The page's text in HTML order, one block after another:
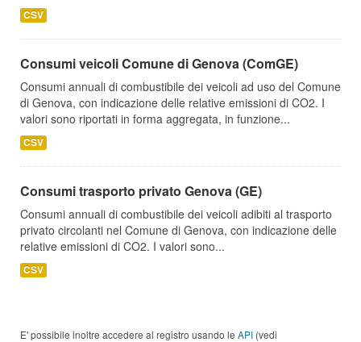
CSV
Consumi veicoli Comune di Genova (ComGE)
Consumi annuali di combustibile dei veicoli ad uso del Comune
di Genova, con indicazione delle relative emissioni di CO2. I
valori sono riportati in forma aggregata, in funzione...
CSV
Consumi trasporto privato Genova (GE)
Consumi annuali di combustibile dei veicoli adibiti al trasporto
privato circolanti nel Comune di Genova, con indicazione delle
relative emissioni di CO2. I valori sono...
CSV
E' possibile inoltre accedere al registro usando le API (vedi